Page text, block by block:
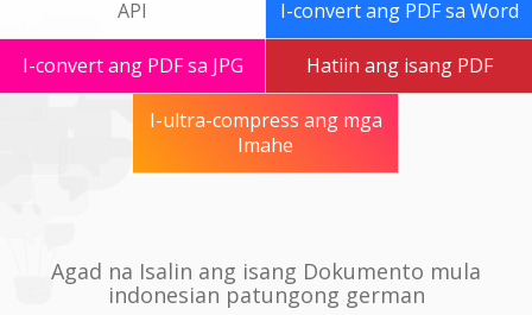
API I-convert ang PDF sa Word
I-convert ang PDF sa JPG Hatiin ang isang PDF
I-ultra-compress ang mga
Imahe
Agad na Isalin ang isang Dokumento mula
indonesian patungong german